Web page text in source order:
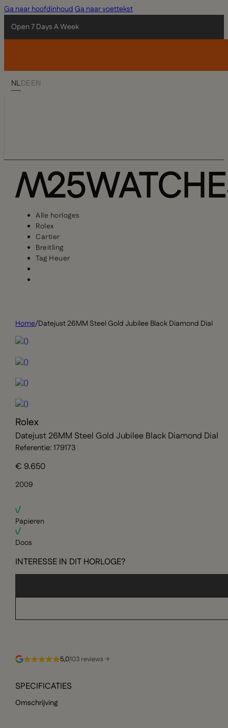
Ga naar hoofdinhoudGa naar voettekst
Open 7 Days A Week
NLDEEN
Alle horloges
Rolex
Cartier
Breitling
Tag Heuer
Home/Datejust 26MM Steel Gold Jubilee Black Diamond Dial
Rolex
Datejust 26MM Steel Gold Jubilee Black Diamond Dial
Referentie: 179173
€ 9.650
2009
Papieren
Doos
INTERESSE IN DIT HORLOGE?
5,0103 reviews →
SPECIFICATIES
Omschrijving